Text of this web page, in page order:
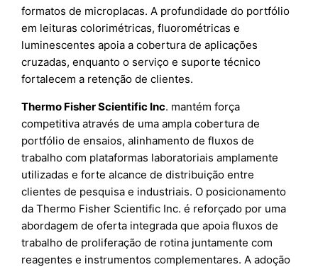
formatos de microplacas. A profundidade do portfólio
em leituras colorimétricas, fluorométricas e
luminescentes apoia a cobertura de aplicações
cruzadas, enquanto o serviço e suporte técnico
fortalecem a retenção de clientes.
Thermo Fisher Scientific Inc. mantém força
competitiva através de uma ampla cobertura de
portfólio de ensaios, alinhamento de fluxos de
trabalho com plataformas laboratoriais amplamente
utilizadas e forte alcance de distribuição entre
clientes de pesquisa e industriais. O posicionamento
da Thermo Fisher Scientific Inc. é reforçado por uma
abordagem de oferta integrada que apoia fluxos de
trabalho de proliferação de rotina juntamente com
reagentes e instrumentos complementares. A adoção